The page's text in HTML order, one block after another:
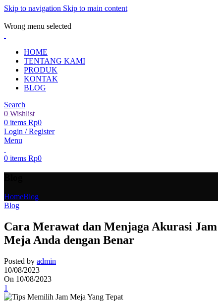
Skip to navigation Skip to main content
Wrong menu selected
HOME
TENTANG KAMI
PRODUK
KONTAK
BLOG
Search
0 Wishlist
0 items Rp0
Login / Register
Menu
0 items Rp0
HomeBlog
Blog
Cara Merawat dan Menjaga Akurasi Jam
Meja Anda dengan Benar
Posted by admin
10/08/2023
On 10/08/2023
1